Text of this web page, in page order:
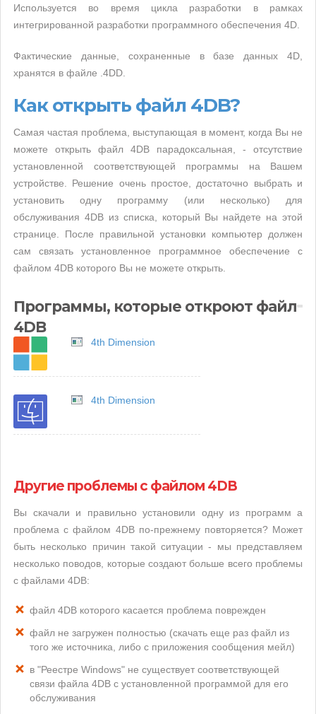
Используется во время цикла разработки в рамках
интегрированной разработки программного обеспечения 4D.
Фактические данные, сохраненные в базе данных 4D,
хранятся в файле .4DD.
Как открыть файл 4DB?
Самая частая проблема, выступающая в момент, когда Вы не
можете открыть файл 4DB парадоксальная, - отсутствие
установленной соответствующей программы на Вашем
устройстве. Решение очень простое, достаточно выбрать и
установить одну программу (или несколько) для
обслуживания 4DB из списка, который Вы найдете на этой
странице. После правильной установки компьютер должен
сам связать установленное программное обеспечение с
файлом 4DB которого Вы не можете открыть.
Программы, которые откроют файл
4DB
4th Dimension
4th Dimension
Другие проблемы с файлом 4DB
Вы скачали и правильно установили одну из программ а
проблема с файлом 4DB по-прежнему повторяется? Может
быть несколько причин такой ситуации - мы представляем
несколько поводов, которые создают больше всего проблемы
с файлами 4DB:
файл 4DB которого касается проблема поврежден
файл не загружен полностью (скачать еще раз файл из
того же источника, либо с приложения сообщения мейл)
в "Реестре Windows" не существует соответствующей
связи файла 4DB с установленной программой для его
обслуживания